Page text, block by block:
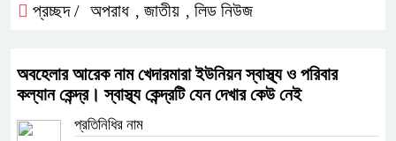
প্রচ্ছদ / অপরাধ , জাতীয় , লিড নিউজ
অবহেলার আরেক নাম খেদারমারা ইউনিয়ন স্বাস্থ্য ও পরিবার
কল্যান কেন্দ্র। স্বাস্থ্য কেন্দ্রটি যেন দেখার কেউ নেই
প্রতিনিধির নাম